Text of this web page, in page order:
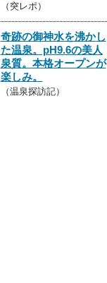
（突レポ）
奇跡の御神水を沸かし
た温泉。pH9.6の美人
泉質。本格オープンが
楽しみ。
（温泉探訪記）